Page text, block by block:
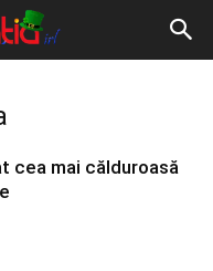
cea mai călduroasă